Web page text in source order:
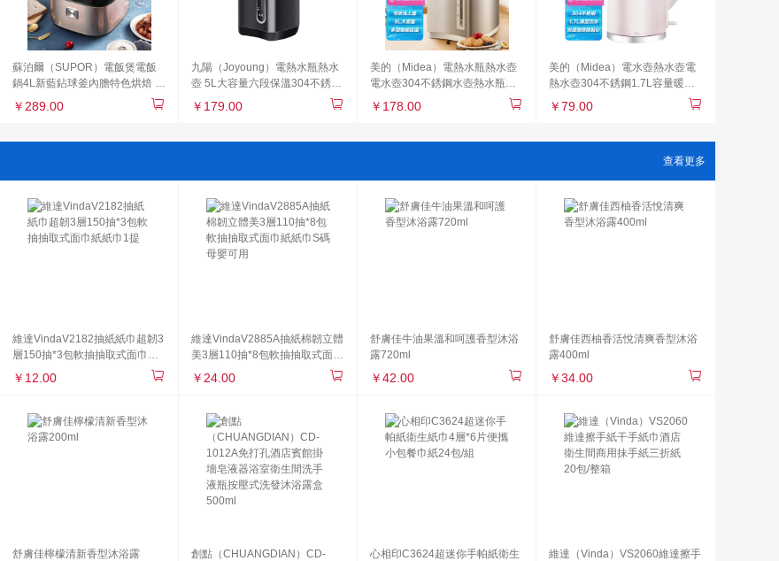
蘇泊爾（SUPOR）電飯煲電飯
鍋4L新藍鉆球釜內膽特色烘焙 發
面功能2-6人多功能家用智能電
飯煲40FC873
￥289.00
九陽（Joyoung）電熱水瓶熱水
壺 5L大容量六段保溫304不銹鋼
￥179.00
美的（Midea）電熱水瓶熱水壺
電水壺304不銹鋼水壺熱水瓶多
Colour201
￥178.00
美的（Midea）電水壺熱水壺電
熱水壺304不銹鋼1.7L容量暖水
壺燒水壺開水壺智能斷電1705b
￥79.00
查看更多
維達VindaV2182抽紙紙巾超韌3
層150抽*3包軟抽抽取式面巾紙
紙巾1提
￥12.00
維達VindaV2885A抽紙棉韌立體
美3層110抽*8包軟抽抽取式面巾
紙紙巾S碼母嬰可用
￥24.00
舒膚佳牛油果溫和呵護香型沐浴
露720ml
￥42.00
舒膚佳西柚香活悅清爽香型沐浴
露400ml
￥34.00
舒膚佳檸檬清新香型沐浴露
創點（CHUANGDIAN）CD-
心相印C3624超迷你手帕紙衛生
維達（Vinda）VS2060維達擦手